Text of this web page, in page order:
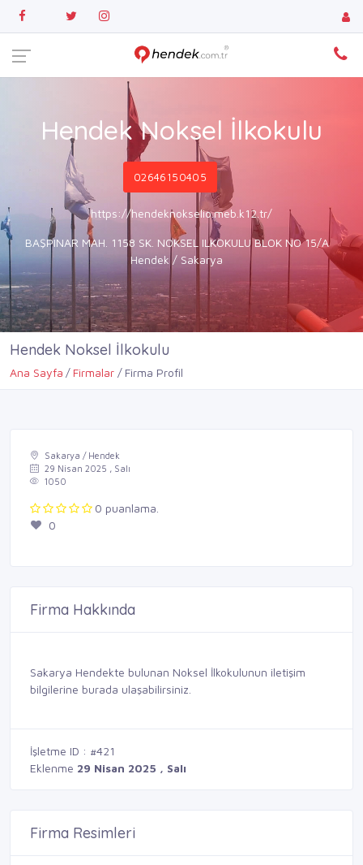
Hendek Noksel İlkokulu
02646150405
https://hendeknokselio.meb.k12.tr/
BAŞPINAR MAH. 1158 SK. NOKSEL ILKOKULU BLOK NO 15/A
Hendek / Sakarya
Hendek Noksel İlkokulu
Ana Sayfa Firmalar Firma Profil
Sakarya / Hendek
29 Nisan 2025 , Salı
1050
0 puanlama.
0
Firma Hakkında
Sakarya Hendekte bulunan Noksel İlkokulunun iletişim
bilgilerine burada ulaşabilirsiniz.
İşletme ID : #421
Eklenme 29 Nisan 2025 , Salı
Firma Resimleri